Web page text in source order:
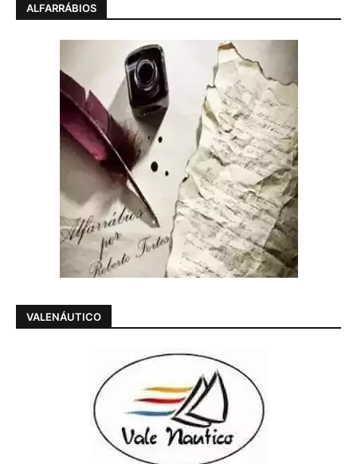
ALFARRÁBIOS
VALENÁUTICO